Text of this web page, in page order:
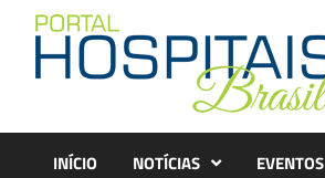
content
INÍCIO NOTÍCIAS EVENTOS